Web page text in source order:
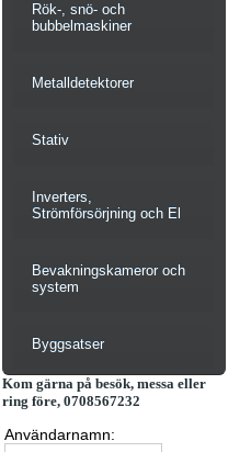
Rök-, snö- och
bubbelmaskiner
Metalldetektorer
Stativ
Inverters,
Strömförsörjning och El
Bevakningskameror och
system
Byggsatser
Kom gärna på besök, messa eller
ring före, 0708567232
Användarnamn: